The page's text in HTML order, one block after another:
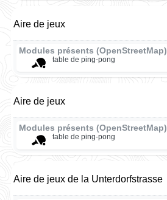
Aire de jeux
Modules présents (OpenStreetMap)
table de ping-pong
Aire de jeux
Modules présents (OpenStreetMap)
table de ping-pong
Aire de jeux de la Unterdorfstrasse